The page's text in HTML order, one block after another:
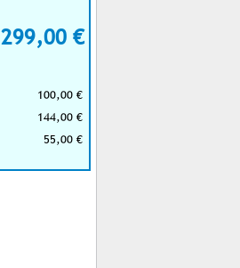
299,00 €
100,00 €
144,00 €
55,00 €